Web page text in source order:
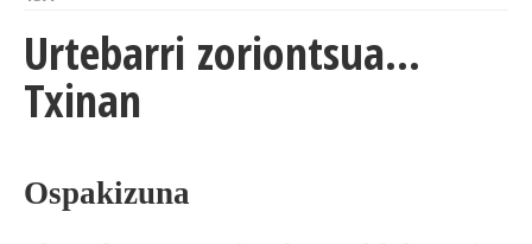
AGENDEA
KOMUNITATEA
Urtebarri zoriontsua...
Txinan
Ospakizuna